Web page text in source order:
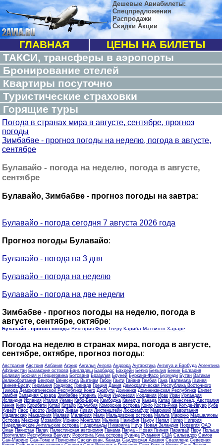
Дешевые Авиабилеты:
Спецпредложения
Распродажи
Скидки Акции
ГЛАВНАЯ
ЦЕНЫ НА БИЛЕТЫ
ТАКСИ, трансферы в аэропорты
Бронирование отелей
Квартиры посуточно
Туристические страховки
Горящие туры
Погода в странах мира в августе, сентябре, прогноз
погоды
Зимбабве - прогноз погоды на неделю, погода в августе,
сентябре
Булавайо - погода на неделю, погода в августе,
сентябре
Булавайо, Зимбабве - прогноз погоды на завтра:
Булавайо - погода сегодня 7 августа 2026 года
Прогноз погоды Булавайо:
Булавайо - погода на 3 дня
Булавайо - погода на неделю
Булавайо - погода на две недели
Зимбабве - прогноз погоды на неделю, погода в
августе, сентябре, октябре:
Булавайо - прогноз погоды Виктория-Фолс Гверу Кариба Масвинго Хараре
Погода на неделю в странах мира, погода в августе,
сентябре, октябре, прогноз погоды:
Австралия Австрия Албания Алжир Ангилья Ангола Андорра Антарктика Антигуа и Барбуда Аргентина
Афганистан Багамские острова Бангладеш Барбадос Бахрейн Белиз Бельгия Бенин Болгария
Боливия Босния и Герцеговина Ботсвана Бразилия Бруней Буркина-Фасо Бурунди Бутан Ватикан
Великобритания Венгрия Венесуэла Вьетнам Габон Гаити Гайана Гамбия Гана Гватемала Гвинея
Гвинея-Бисау Германия Гондурас Гренада Греция Дания Демократическая Республика Восточного
Тимора Демократической Республики Конго Джибути Доминика Доминиканская Республика Египет
Замбия Западная Сахара Зимбабве Израиль Индия Индонезия Иордания Ирак Иран Ирландия
Исландия Испания Италия Йемен Кабо-Верде Камбоджа Камерун Канада Катар Квинсленд, Австралия
Кения Кипр Кирибати Китай Китайр Колумбия Коморские острова Конго Коста-Рика Кот-де-Ивуар Куба
Кувейт Лаос Лесото Либерия Ливан Ливия Лихтенштейн Люксембург Маврикий Мавритания
Мадагаскар Македония Малави Малайзия Мали Мальдивские острова Мальта Марокко Маршалловы
Острова Мексика Мозамбик Монако Монголия Мьянма Намибия Науру Непал Нигер Нигерия
Нидерландские Антильские острова Нидерланды Никарагуа Ниуэ Новая Зеландия Норвегия ОАЭ
Оман Пакистан Палау Палестинская автономия Панама Папуа - Новая Гвинея Парагвай Перу Польша
Португалия Республика Вануату Роротонга Кука острова Руанда Румыния США Сальвадор Самоа
Сан-Марино Сан-Томе и Принсипи Саскачеван, Канада Саудовская Аравия Свазиленд Северная